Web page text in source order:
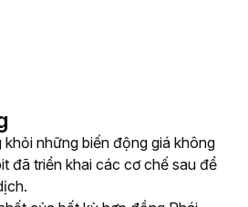
những biến động giá không
đã triển khai các cơ chế sau để